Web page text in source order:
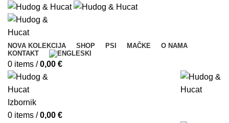
NOVA KOLEKCIJA SHOP PSI MAČKE
O NAMA
KONTAKT
0 items / 0,00 €
Izbornik
0 items / 0,00 €